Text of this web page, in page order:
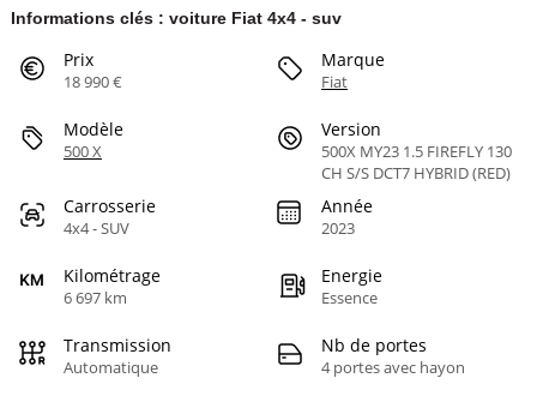
Informations clés : voiture Fiat 4x4 - suv
Prix
18 990 €
Marque
Fiat
Modèle
500 X
Version
500X MY23 1.5 FIREFLY 130
CH S/S DCT7 HYBRID (RED)
Carrosserie
4x4 - SUV
Année
2023
Kilométrage
6 697 km
Energie
Essence
Transmission
Automatique
Nb de portes
4 portes avec hayon